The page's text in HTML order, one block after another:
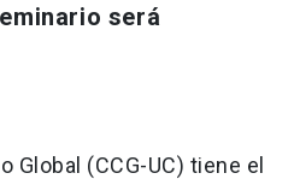
será
Global (CCG-UC) tiene el